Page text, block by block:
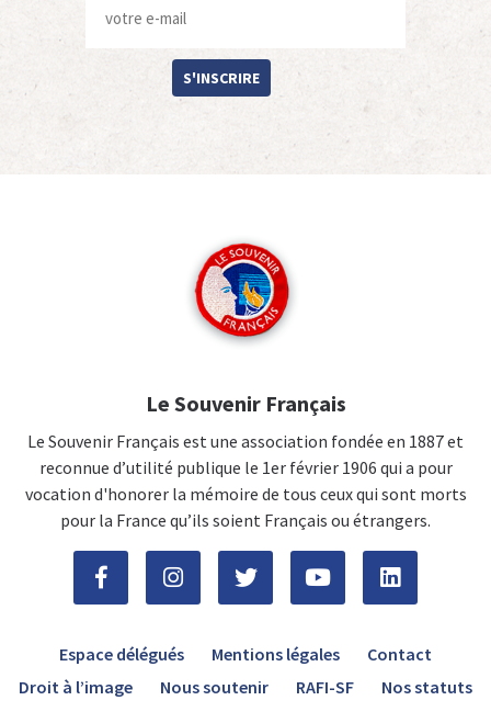
S'INSCRIRE
Le Souvenir Français
Le Souvenir Français est une association fondée en 1887 et
reconnue d’utilité publique le 1er février 1906 qui a pour
vocation d'honorer la mémoire de tous ceux qui sont morts
pour la France qu’ils soient Français ou étrangers.
Espace délégués Mentions légales
Contact
Droit à l’image
Nous soutenir RAFI-SF Nos statuts